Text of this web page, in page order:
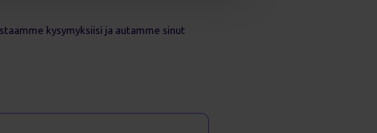
kysymyksiisi ja autamme sinut